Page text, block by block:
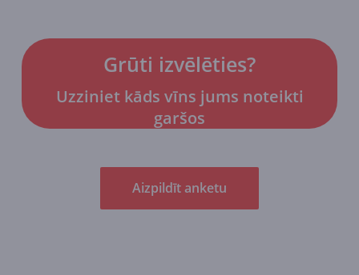
Grūti izvēlēties?
Uzziniet kāds vīns jums noteikti
garšos
Aizpildīt anketu